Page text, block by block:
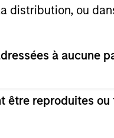
distribution, ou
à aucune
reproduites
Select est d’offrir
engagées
tels que la